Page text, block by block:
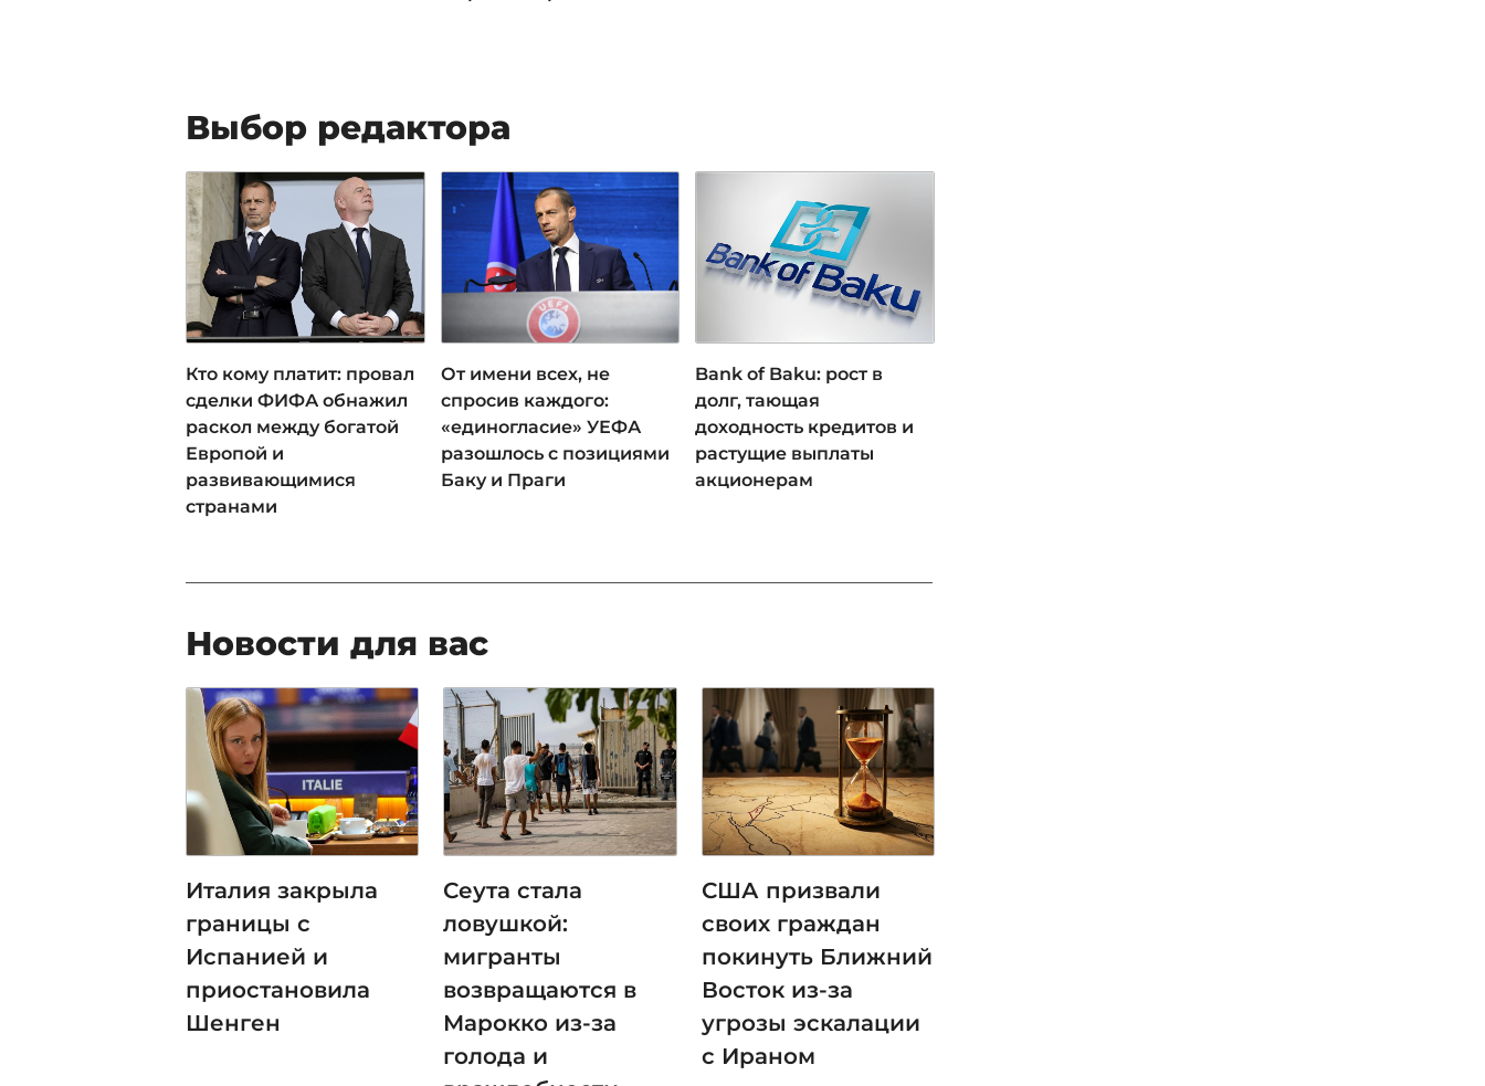
Выбор редактора
Кто кому платит: провал
сделки ФИФА обнажил
раскол между богатой
Европой и
развивающимися
странами
От имени всех, не
спросив каждого:
«единогласие» УЕФА
разошлось с позициями
Баку и Праги
Bank of Baku: рост в
долг, тающая
доходность кредитов и
растущие выплаты
акционерам
Новости для вас
Италия закрыла
границы с
Испанией и
приостановила
Шенген
Сеута стала
ловушкой:
мигранты
возвращаются в
Марокко из-за
голода и
США призвали
своих граждан
покинуть Ближний
Восток из-за
угрозы эскалации
с Ираном